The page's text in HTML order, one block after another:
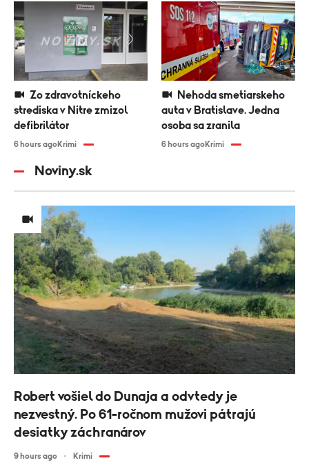
strediska v Nitre zmizol
defibrilátor
6 hours agoKrimi
auta v Bratislave. Jedna
osoba sa zranila
6 hours agoKrimi
Noviny.sk
Robert vošiel do Dunaja a odvtedy je
nezvestný. Po 61-ročnom mužovi pátrajú
desiatky záchranárov
9 hours ago Krimi